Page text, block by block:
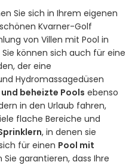
Sie sich in Ihrem eigenen
Kvarner-Golf
von Villen mit Pool in
können sich auch für eine
der eine
Hydromassagedüsen
beheizte Pools ebenso
in den Urlaub fahren,
flache Bereiche und
, in denen sie
für einen Pool mit
garantieren, dass Ihre